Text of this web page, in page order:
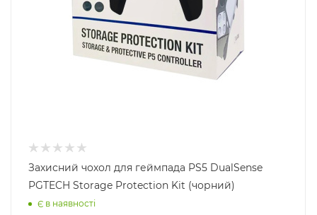
Захисний чохол для геймпада PS5 DualSense
PGTECH Storage Protection Kit (чорний)
Є в наявності